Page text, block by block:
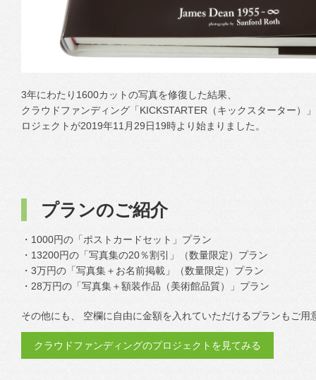
3年にわたり1600カットの写真を修復した結果、
クラウドファンディング「KICKSTARTER（キックスターター）
ロジェクトが2019年11月29日19時より始まりました。
プランのご紹介
・1000円の「ポストカードセット」プラン
・13200円の「写真集の20％割引」（数量限定）プラン
・3万円の「写真集＋お名前掲載」（数量限定）プラン
・28万円の「写真集＋額装作品（美術館品質）」プラン
その他にも、 空欄に自由に金額を入れていただけるプランもご用
クラウドファンディングのプロジェクトを見てみる